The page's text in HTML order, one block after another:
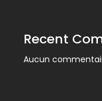
Recent
Aucun